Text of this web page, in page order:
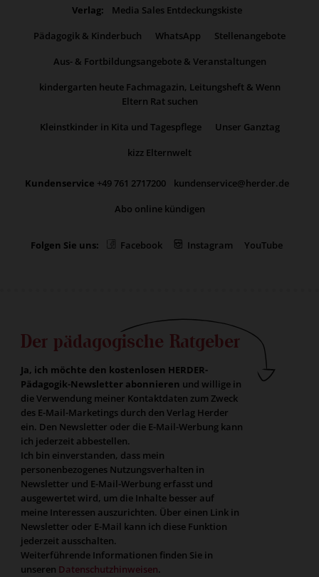
Verlag:
Media Sales Entdeckungskiste
Pädagogik & Kinderbuch
WhatsApp
Stellenangebote
Aus- & Fortbildungsangebote & Veranstaltungen
kindergarten heute Fachmagazin, Leitungsheft & Wenn
Eltern Rat suchen
Kleinstkinder in Kita und Tagespflege
Unser Ganztag
kizz Elternwelt
Kundenservice +49 761 2717200
kundenservice@herder.de
Abo online kündigen
Folgen Sie uns: Facebook Instagram YouTube
Der pädagogische Ratgeber
Ja, ich möchte den kostenlosen HERDER-
Pädagogik-Newsletter abonnieren und willige in
die Verwendung meiner Kontaktdaten zum Zweck
des E-Mail-Marketings durch den Verlag Herder
ein. Den Newsletter oder die E-Mail-Werbung kann
ich jederzeit abbestellen.
Ich bin einverstanden, dass mein
personenbezogenes Nutzungsverhalten in
Newsletter und E-Mail-Werbung erfasst und
ausgewertet wird, um die Inhalte besser auf
meine Interessen auszurichten. Über einen Link in
Newsletter oder E-Mail kann ich diese Funktion
jederzeit ausschalten.
Weiterführende Informationen finden Sie in
unseren Datenschutzhinweisen.